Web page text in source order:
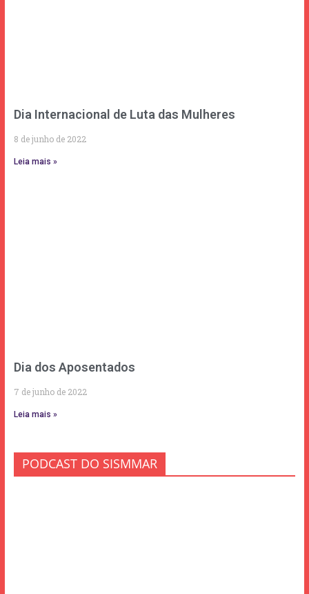
Dia Internacional de Luta das Mulheres
8 de junho de 2022
Leia mais »
Dia dos Aposentados
7 de junho de 2022
Leia mais »
PODCAST DO SISMMAR